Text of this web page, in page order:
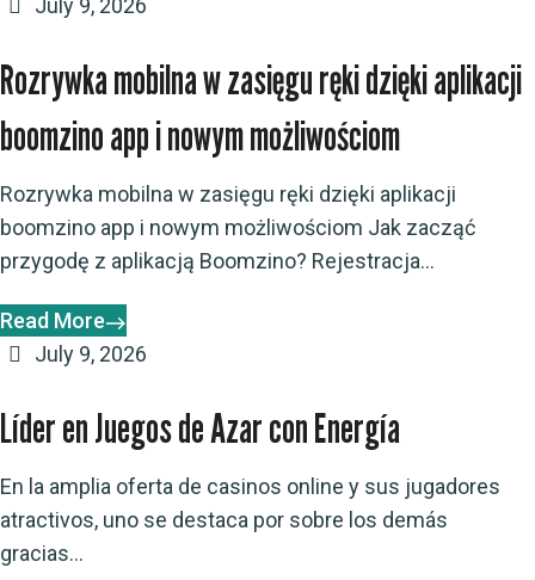
July 9, 2026
Rozrywka mobilna w zasięgu ręki dzięki aplikacji
boomzino app i nowym możliwościom
Rozrywka mobilna w zasięgu ręki dzięki aplikacji
boomzino app i nowym możliwościom Jak zacząć
przygodę z aplikacją Boomzino? Rejestracja...
Read More
July 9, 2026
Líder en Juegos de Azar con Energía
En la amplia oferta de casinos online y sus jugadores
atractivos, uno se destaca por sobre los demás
gracias...